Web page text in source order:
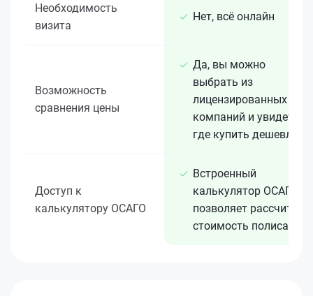
Необходимость
визита
Нет, всё онлайн
Возможность
сравнения цены
Да, вы можно
выбрать из
лицензированных 15+
компаний и увидеть,
где купить дешевле
Доступ к
калькулятору ОСАГО
Встроенный
калькулятор ОСАГО
позволяет рассчитать
стоимость полиса